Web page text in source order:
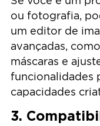
ou fotografia,
um editor de
avançadas,
máscaras e
funcionalidades
capacidades
3.